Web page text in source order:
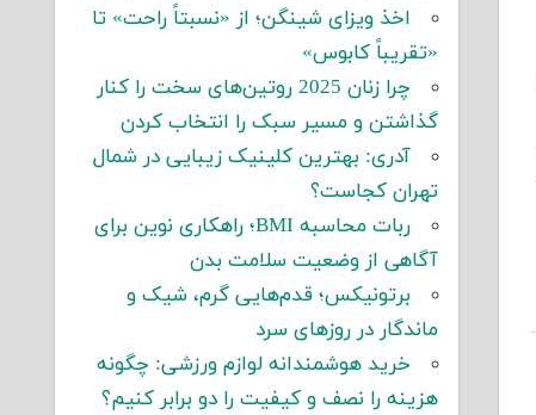
اخذ ویزای شینگن؛ از «نسبتاً راحت» تا
«تقریباً کابوس»
چرا زنان 2025 روتین‌های سخت را کنار
گذاشتن و مسیر سبک را انتخاب کردن
آدری: بهترین کلینیک زیبایی در شمال
تهران کجاست؟
ربات محاسبه BMI؛ راهکاری نوین برای
آگاهی از وضعیت سلامت بدن
برتونیکس؛ قدم‌هایی گرم، شیک و
ماندگار در روزهای سرد
خرید هوشمندانه لوازم ورزشی: چگونه
هزینه را نصف و کیفیت را دو برابر کنیم؟